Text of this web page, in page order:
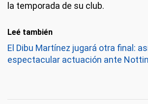
la temporada de su club.
Leé también
El Dibu Martínez jugará otra final:
espectacular actuación ante